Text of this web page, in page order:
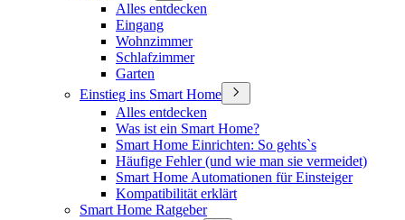
Alles entdecken
Eingang
Wohnzimmer
Schlafzimmer
Garten
Einstieg ins Smart Home
Alles entdecken
Was ist ein Smart Home?
Smart Home Einrichten: So gehts`s
Häufige Fehler (und wie man sie vermeidet)
Smart Home Automationen für Einsteiger
Kompatibilität erklärt
Smart Home Ratgeber